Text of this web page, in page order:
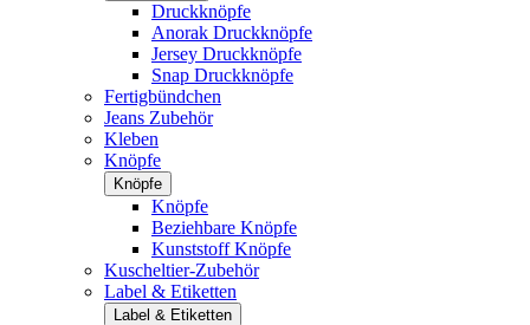
Druckknöpfe
Anorak Druckknöpfe
Jersey Druckknöpfe
Snap Druckknöpfe
Fertigbündchen
Jeans Zubehör
Kleben
Knöpfe
Knöpfe
Knöpfe
Beziehbare Knöpfe
Kunststoff Knöpfe
Kuscheltier-Zubehör
Label & Etiketten
Label & Etiketten